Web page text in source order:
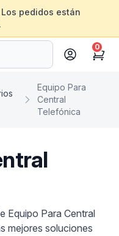
Los pedidos están
Cart
0
Equipo Para
Central
Telefónica
Equipo Para Central
mejores soluciones